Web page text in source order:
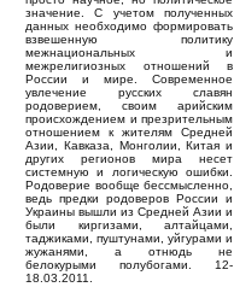
значение. С учетом полученных
данных необходимо формировать
взвешенную политику
межнациональных и
межрелигиозных отношений в
России и мире. Современное
увлечение русских славян
родоверием, своим арийским
происхождением и презрительным
отношением к жителям Средней
Азии, Кавказа, Монголии, Китая и
других регионов мира несет
системную и логическую ошибки.
Родоверие вообще бессмысленно,
ведь предки родоверов России и
Украины вышли из Средней Азии и
были киргизами, алтайцами,
таджиками, пуштунами, уйгурами и
жужанями, а отнюдь не
белокурыми полубогами. 12-
18.03.2011.